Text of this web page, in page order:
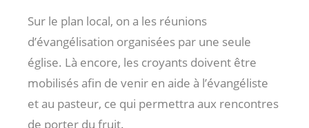
Sur le plan local, on a les réunions
d’évangélisation organisées par une seule
église. Là encore, les croyants doivent être
mobilisés afin de venir en aide à l’évangéliste
et au pasteur, ce qui permettra aux rencontres
de porter du fruit.